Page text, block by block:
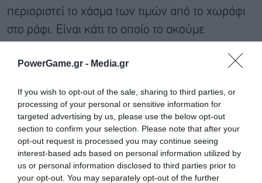
PowerGame.gr - Media.gr
If you wish to opt-out of the sale, sharing to third parties, or
processing of your personal or sensitive information for
targeted advertising by us, please use the below opt-out
section to confirm your selection. Please note that after your
opt-out request is processed you may continue seeing
interest-based ads based on personal information utilized by
us or personal information disclosed to third parties prior to
your opt-out. You may separately opt-out of the further
περιοριστεί το χάσμα των τιμών από το χωράφι
στο ράφι. Είναι κάτι το οποίο το ακούμε
κάνει. Η δεύτερη είναι η υποχρεωτική σήμανση
συσκευασία. Επίσης, προωθείται ο
εκσυγχρονισμός του ψηφιακού εργαλείου, του e-
Καταναλωτής, που παρουσιάζει κάθε μέρα τις
τιμές στα σούπερ μάρκετς. Επειδή είναι πολύ
δύσχρηστο, είπαμε να αναβαθμιστεί και να